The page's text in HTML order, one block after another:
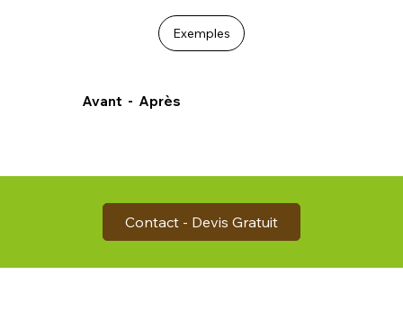
Avant - Après
Exemples
Contact - Devis Gratuit